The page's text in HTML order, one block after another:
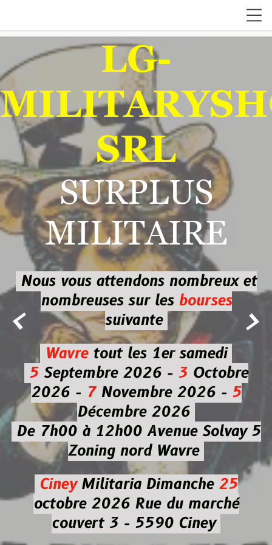
 
LG-
SRL
SURPLUS
MILITAIRE
Nous vous attendons nombreux et
nombreuses sur les bourses
suivante
Wavretout les 1er samedi
5Septembre 2026 - 3Octobre
2026 -7Novembre 2026 - 5
Décembre 2026
De 7h00 à 12h00 Avenue Solvay 5
Zoning nord Wavre
CineyMilitaria Dimanche 25
octobre 2026Rue du marché
couvert 3 - 5590 Ciney